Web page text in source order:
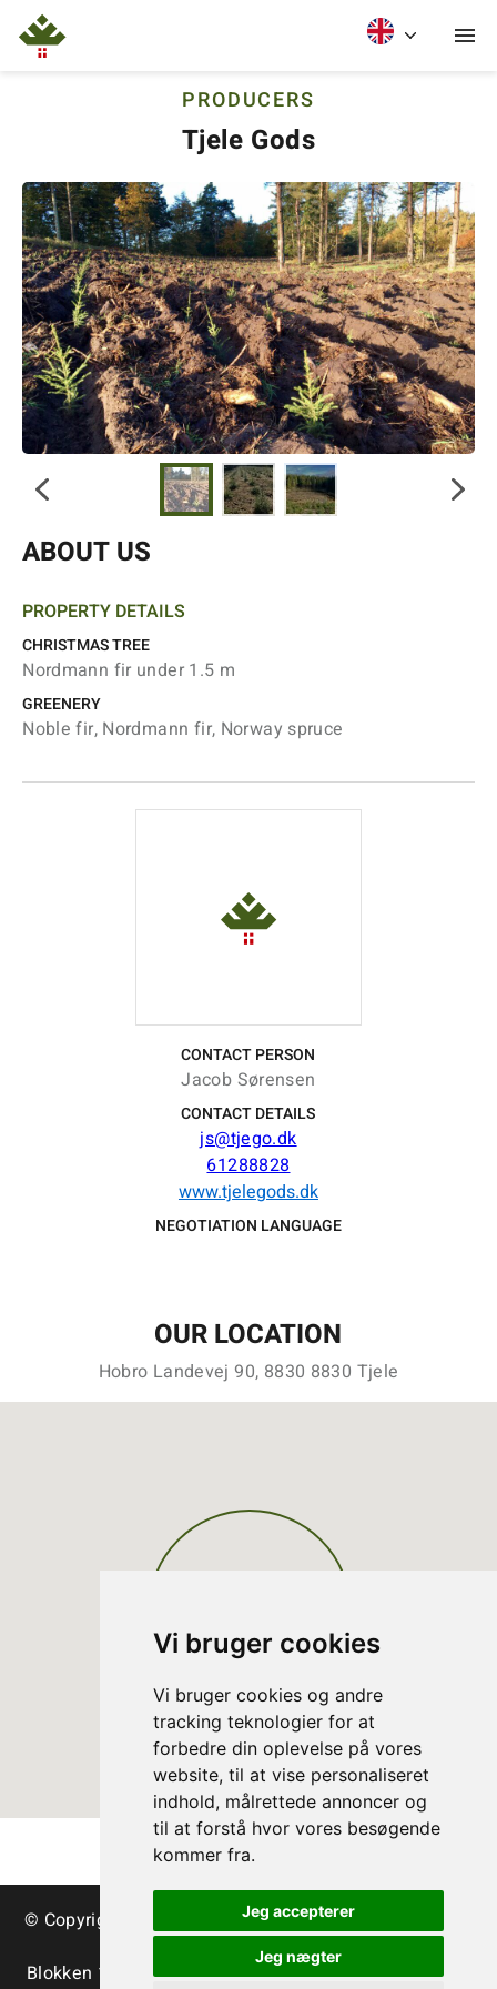
Vi bruger cookies
Vi bruger cookies og andre
tracking teknologier for at
forbedre din oplevelse på vores
website, til at vise personaliseret
indhold, målrettede annoncer og
til at forstå hvor vores besøgende
kommer fra.
Jeg accepterer
Jeg nægter
PRODUCERS
Tjele Gods
ABOUT US
PROPERTY DETAILS
CHRISTMAS TREE
Nordmann fir under 1.5 m
GREENERY
Noble fir, Nordmann fir, Norway spruce
CONTACT PERSON
Jacob Sørensen
CONTACT DETAILS
js@tjego.dk
61288828
www.tjelegods.dk
NEGOTIATION LANGUAGE
OUR LOCATION
Hobro Landevej 90, 8830 8830 Tjele
© Copyright Danish Christmas Tree Association - trees
& greenery
Blokken 15 | DK-3460 Birkerød | Tlf.:+45 45 35 24 12